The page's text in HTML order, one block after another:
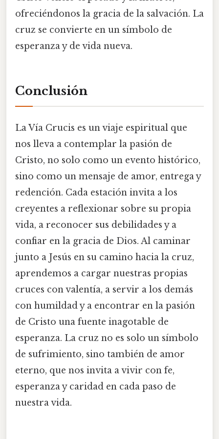
ofreciéndonos la gracia de la salvación. La
cruz se convierte en un símbolo de
esperanza y de vida nueva.
Conclusión
La Vía Crucis es un viaje espiritual que
nos lleva a contemplar la pasión de
Cristo, no solo como un evento histórico,
sino como un mensaje de amor, entrega y
redención. Cada estación invita a los
creyentes a reflexionar sobre su propia
vida, a reconocer sus debilidades y a
confiar en la gracia de Dios. Al caminar
junto a Jesús en su camino hacia la cruz,
aprendemos a cargar nuestras propias
cruces con valentía, a servir a los demás
con humildad y a encontrar en la pasión
de Cristo una fuente inagotable de
esperanza. La cruz no es solo un símbolo
de sufrimiento, sino también de amor
eterno, que nos invita a vivir con fe,
esperanza y caridad en cada paso de
nuestra vida.